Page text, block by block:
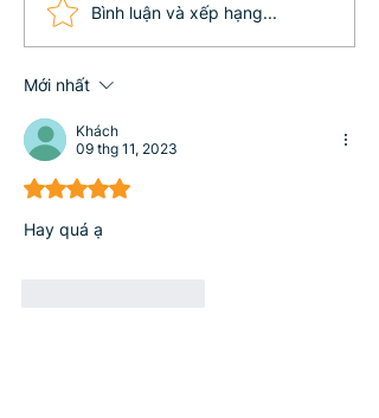
Chánh kiến quay lại
Thủ đô sau 1 năm
Bình luận và xếp hạng...
Mới nhất
Khách
09 thg 11, 2023
Đã xếp hạng 5/5 sao.
Hay quá ạ